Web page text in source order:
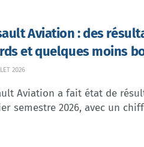
Aviation : des
et quelques moins
2026
Aviation a fait état de
semestre 2026, avec un